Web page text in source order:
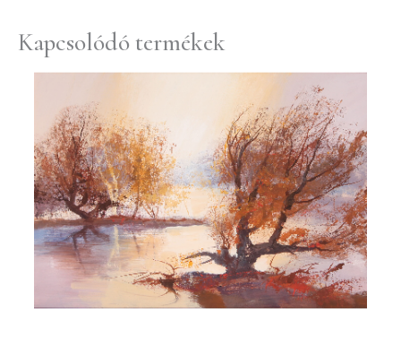
Kapcsolódó termékek